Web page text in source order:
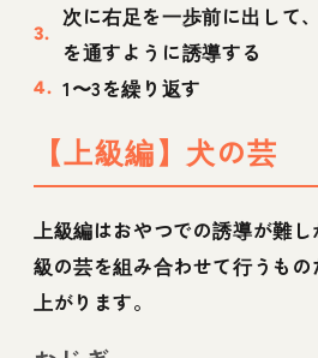
次に右足を一歩前に出して
を通すように誘導する
1〜3を繰り返す
【上級編】犬の芸
上級編はおやつでの誘導が難
級の芸を組み合わせて行うも
上がります。